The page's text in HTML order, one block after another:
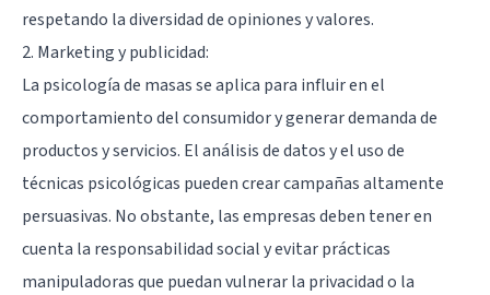
respetando la diversidad de opiniones y valores.
2. Marketing y publicidad:
La psicología de masas se aplica para influir en el
comportamiento del consumidor y generar demanda de
productos y servicios. El análisis de datos y el uso de
técnicas psicológicas pueden crear campañas altamente
persuasivas. No obstante, las empresas deben tener en
cuenta la responsabilidad social y evitar prácticas
manipuladoras que puedan vulnerar la privacidad o la